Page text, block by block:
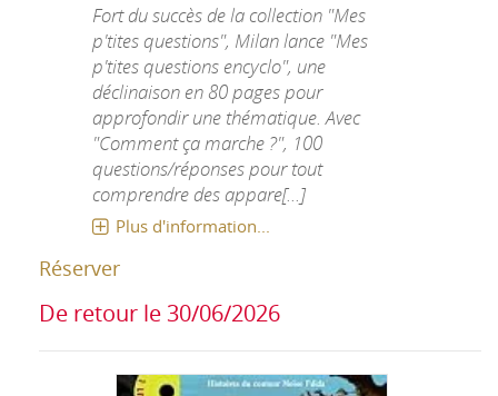
Fort du succès de la collection "Mes
p'tites questions", Milan lance "Mes
p'tites questions encyclo", une
déclinaison en 80 pages pour
approfondir une thématique. Avec
"Comment ça marche ?", 100
questions/réponses pour tout
comprendre des appare[...]
Plus d'information...
Réserver
De retour le 30/06/2026